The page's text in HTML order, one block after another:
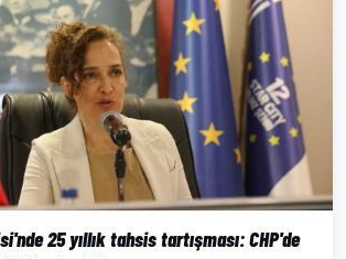
25 yıllık tahsis tartışması: CHP'de